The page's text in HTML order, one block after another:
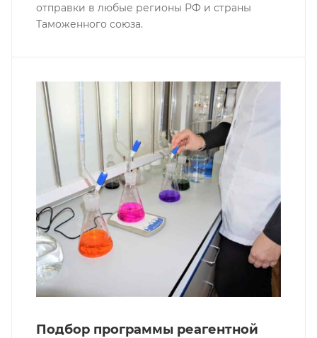
отправки в любые регионы РФ и страны
Таможенного союза.
Подбор программы реагентной